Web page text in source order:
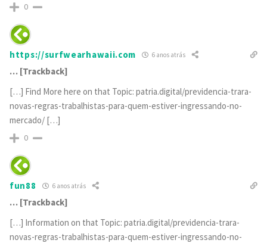
0
https://surfwearhawaii.com 6 anos atrás
… [Trackback]
[…] Find More here on that Topic: patria.digital/previdencia-trara-
novas-regras-trabalhistas-para-quem-estiver-ingressando-no-
mercado/ […]
0
fun88 6 anos atrás
… [Trackback]
[…] Information on that Topic: patria.digital/previdencia-trara-
novas-regras-trabalhistas-para-quem-estiver-ingressando-no-